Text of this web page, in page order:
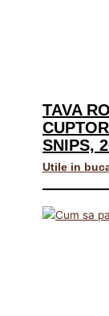
TAVA
SNIPS,
Utile in